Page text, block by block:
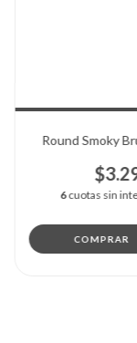
Round Smoky
6cuotas sin